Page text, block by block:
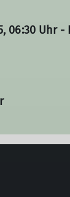
06:30 Uhr -